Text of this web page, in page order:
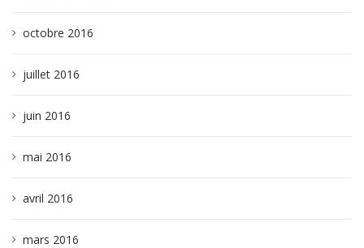
octobre 2016
juillet 2016
juin 2016
mai 2016
avril 2016
mars 2016